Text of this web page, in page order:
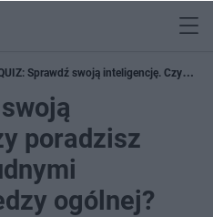
Sprawdź swoją inteligencję. Czy
z wiedzy ogólnej?
poradzisz
ogólnej?